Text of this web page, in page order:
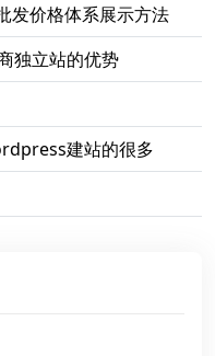
发价格体系展示方法
独立站的优势
建站的很多